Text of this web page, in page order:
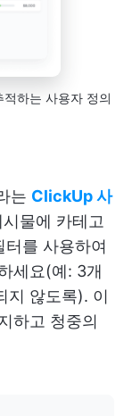
하는 사용자 정의
는 ClickUp 사
물에 카테고
를 사용하여
세요(예: 3개
지 않도록). 이
하고 청중의